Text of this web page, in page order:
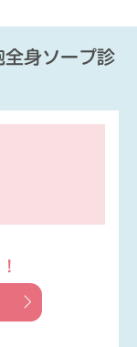
全身ソープ診